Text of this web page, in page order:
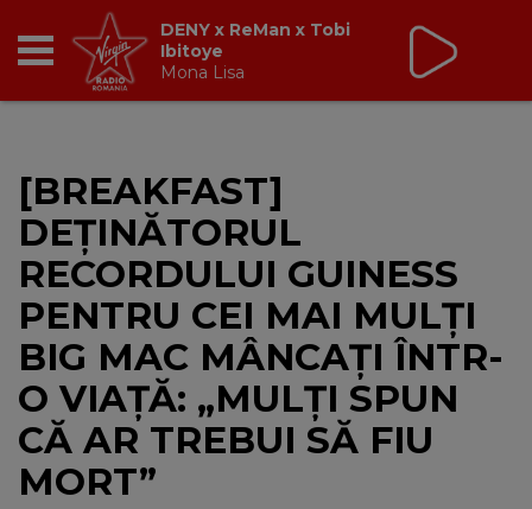
BREAKFAST
TIC TALK
CÂȘTIGĂ
HOT 30
DANCEFLOOR CHART
Non Stop Virgin
cu Virgin Radio Romania
24/24
[BREAKFAST]
DEȚINĂTORUL
RECORDULUI GUINESS
PENTRU CEI MAI MULȚI
BIG MAC MÂNCAȚI ÎNTR-
O VIAȚĂ: „MULȚI SPUN
CĂ AR TREBUI SĂ FIU
MORT”